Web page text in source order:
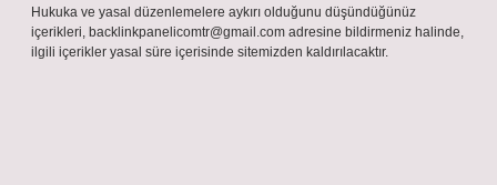
Hukuka ve yasal düzenlemelere aykırı olduğunu düşündüğünüz
içerikleri, backlinkpanelicomtr@gmail.com adresine bildirmeniz halinde,
ilgili içerikler yasal süre içerisinde sitemizden kaldırılacaktır.